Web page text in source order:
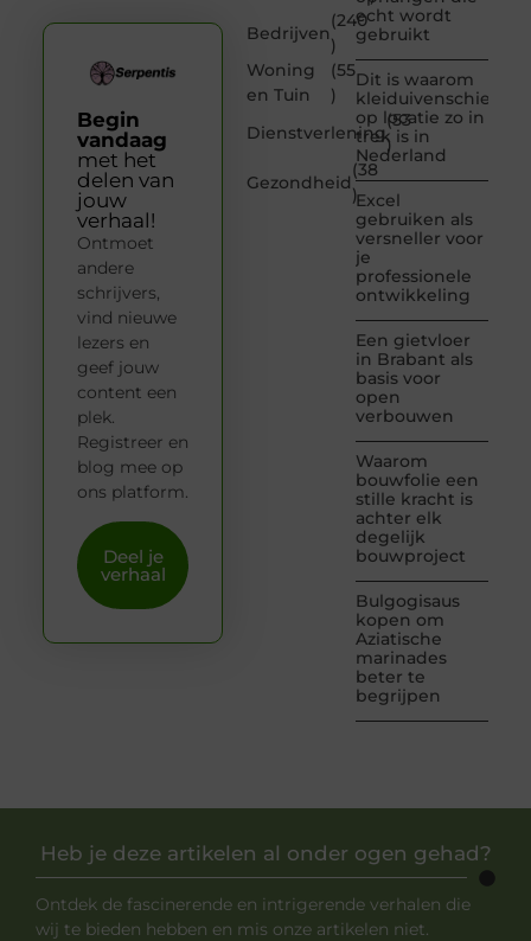
Bedrijven
(240
)
Woning
en Tuin
(55
)
Dienstverlening
(53
)
Gezondheid
(38
)
echt wordt
gebruikt
Dit is waarom
kleiduivenschieten
op locatie zo in
trek is in
Nederland
Excel
gebruiken als
versneller voor
je
professionele
ontwikkeling
Een gietvloer
in Brabant als
basis voor
open
verbouwen
Waarom
bouwfolie een
stille kracht is
achter elk
degelijk
bouwproject
Bulgogisaus
kopen om
Aziatische
marinades
beter te
begrijpen
Begin
vandaag
met het
delen van
jouw
verhaal!
Ontmoet
andere
schrijvers,
vind nieuwe
lezers en
geef jouw
content een
plek.
Registreer en
blog mee op
ons platform.
Deel je
verhaal
Heb je deze artikelen al onder ogen gehad?
Ontdek de fascinerende en intrigerende verhalen die
wij te bieden hebben en mis onze artikelen niet.